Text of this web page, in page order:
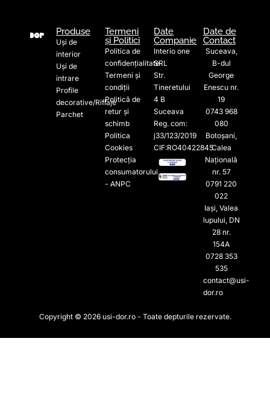
Produse
Uși de
interior
Uși de
intrare
Profile
decorative/Riflaje
Parchet
Termeni
și Politici
Politica de
confidențialitate
Termeni și
condiții
Politică de
retur și
schimb
Politica
Cookies
Protecția
consumatorului
- ANPC
Date
Companie
Interio one
SRL
Str.
Tineretului
4 B
Suceava
Reg. com:
j33/123/2019
CIF:RO40422845
Date de
Contact
Suceava,
B-dul
George
Enescu nr.
19
0743 968
080
Botoșani,
Calea
Națională
nr. 57
0791 220
022​
Iași, Valea
lupului, DN
28 nr.
154A
0728 353
535​
contact@usi-
dor.ro
Copyright © 2026 usi-dor.ro - Toate depturile rezervate.